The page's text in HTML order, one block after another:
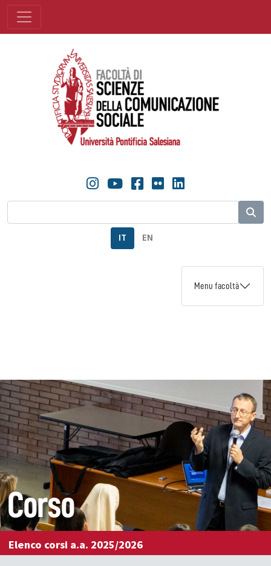
IT EN
Menu facoltà
Corso
Elenco corsi a.a. 2025/2026